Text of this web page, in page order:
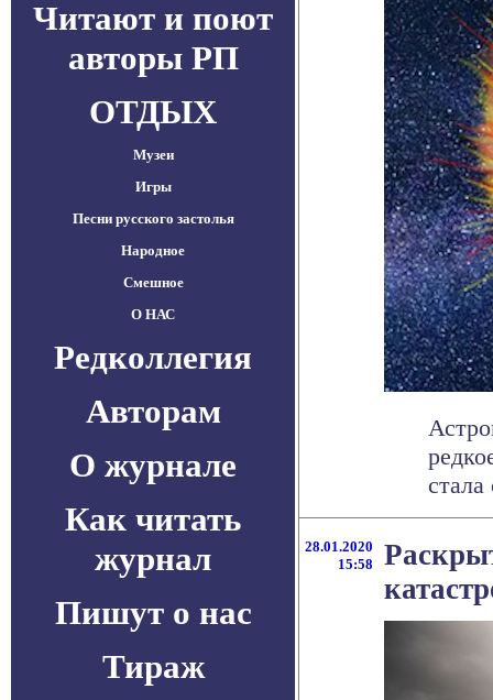
Читают и поют
авторы РП
ОТДЫХ
Музеи
Игры
Песни русского застолья
Народное
Смешное
О НАС
Редколлегия
Авторам
О журнале
Как читать
журнал
Пишут о нас
Тираж
28.01.2020
15:58